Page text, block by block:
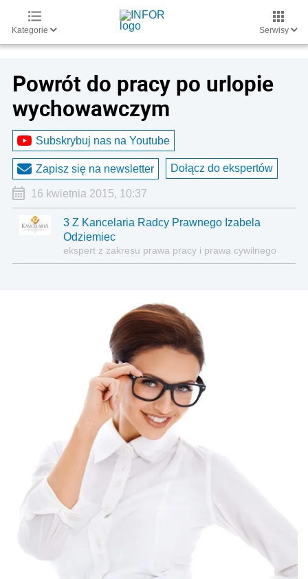
Kategorie Serwisy
Powrót do pracy po urlopie
wychowawczym
Subskrybuj nas na Youtube
Zapisz się na newsletter Dołącz do ekspertów
16 kwietnia 2015, 10:37
3 Z Kancelaria Radcy Prawnego Izabela
Odziemiec
ekspert z zakresu prawa pracy i prawa cywilnego